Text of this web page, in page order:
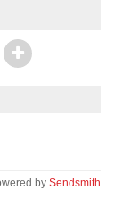
by Sendsmith